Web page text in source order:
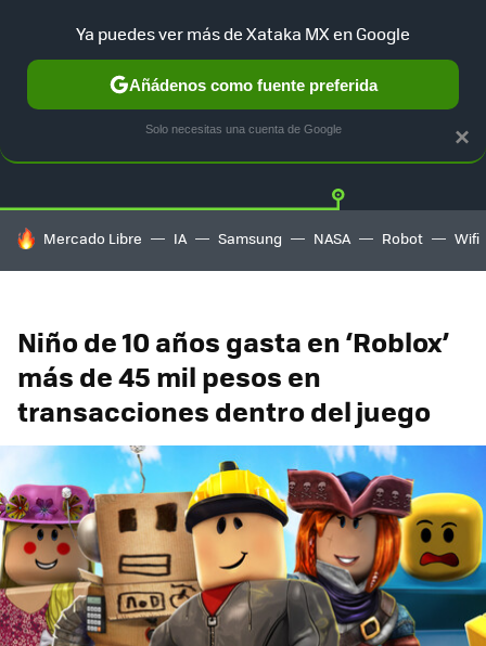
Twitter
HOY SE HABLA DE
Mercado Libre IA Samsung NASA Robot Wifi
Niño de 10 años gasta en ‘Roblox’
más de 45 mil pesos en
transacciones dentro del juego
×
Ya puedes ver más de Xataka MX en Google
Añádenos como fuente preferida
Solo necesitas una cuenta de Google